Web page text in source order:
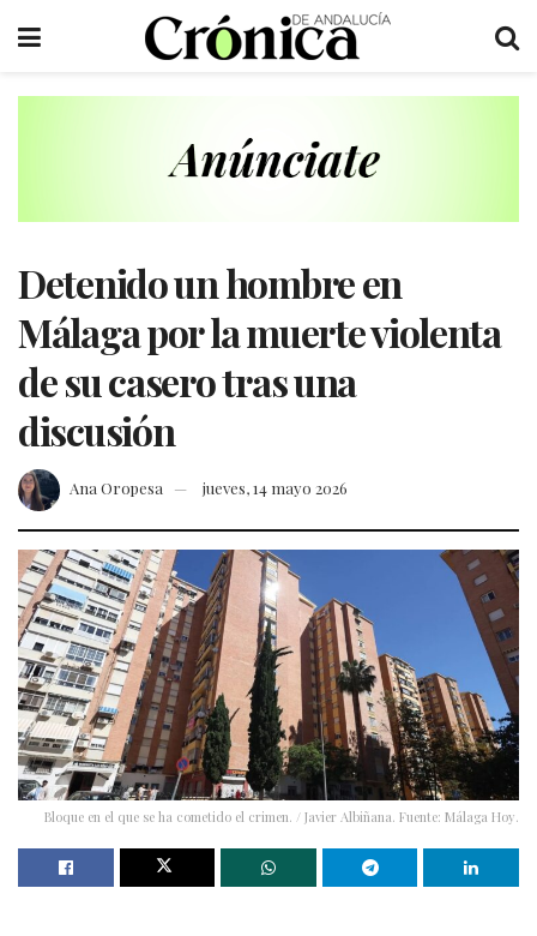
Detenido un hombre en
Málaga por la muerte violenta
de su casero tras una
discusión
Ana Oropesa jueves, 14 mayo 2026
Bloque en el que se ha cometido el crimen. / Javier Albiñana. Fuente: Málaga Hoy.